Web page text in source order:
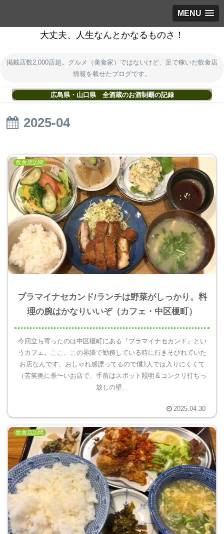
MENU
大丈夫、人生なんとかなるものさ！
掲載店数2,000店超。グルメ（美食家）ではないけど、足で稼いだ飲食店
情報を載せたブログです。
広島県・山口県 全酒蔵のお酒制覇の記録
2025-04
飲食店訪問
プラマイナセカンド/ランチは野菜がしっかり。料
理の腕はかなりいいぞ（カフェ・中区榎町）
今回立ち寄ったのは中区榎町にある『プラマイナセカンド』とい
うカフェ。ここ、この界隈で勤務している時に行きそびれていた
お店なんです。おしゃれ感漂ってるので僕1人では入りにくくて
（苦笑奥に長〜いお店で、手前はスポット照明＆コンクリ打ちっ
放しの壁...
2025.04.30
飲食店訪問